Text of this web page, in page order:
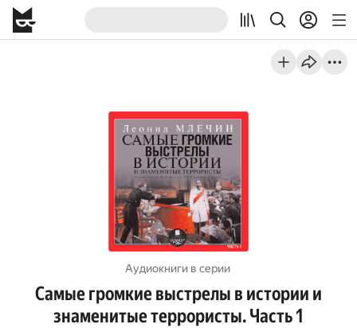
Аудиокниги в серии
Самые громкие выстрелы в истории и
знаменитые террористы. Часть 1